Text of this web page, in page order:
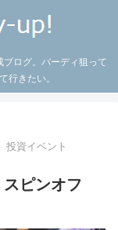
ログ。バーディ狙って
行きたい。
投資イベント
ピンオフ